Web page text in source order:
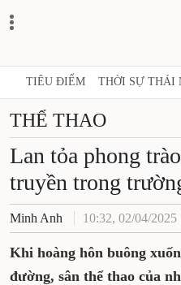
TIÊU ĐIỂM THỜI SỰ THÁI
THỂ THAO
Lan tỏa phong
truyền trong
Minh Anh 10:32, 02/04/2025
Khi hoàng hôn buông
đường, sân thể thao của